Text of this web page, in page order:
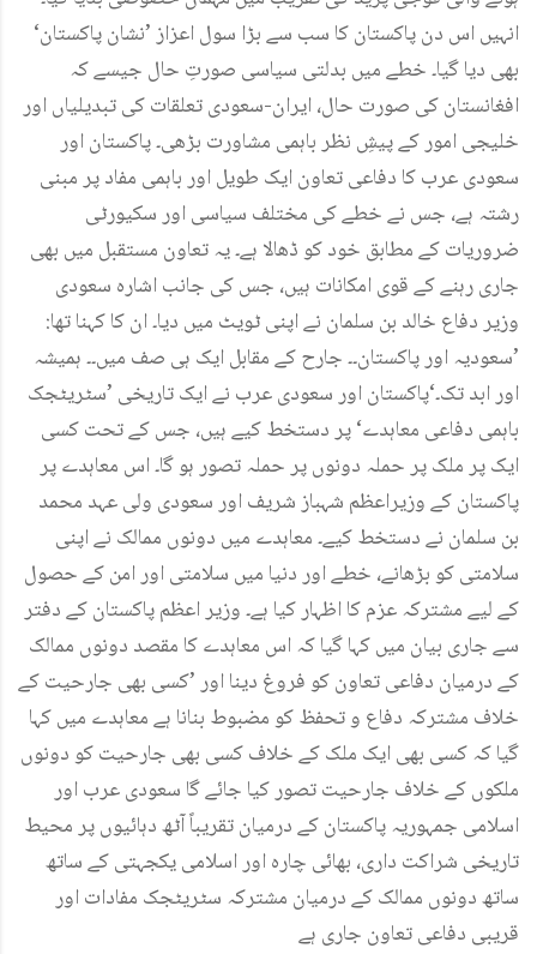
انہیں اس دن پاکستان کا سب سے بڑا سول اعزاز ’نشان پاکستان‘
بھی دیا گیا۔ خطے میں بدلتی سیاسی صورتِ حال جیسے کہ
افغانستان کی صورت حال، ایران-سعودی تعلقات کی تبدیلیاں اور
خلیجی امور کے پیشِ نظر باہمی مشاورت بڑھی۔ پاکستان اور
سعودی عرب کا دفاعی تعاون ایک طویل اور باہمی مفاد پر مبنی
رشتہ ہے، جس نے خطے کی مختلف سیاسی اور سکیورٹی
ضروریات کے مطابق خود کو ڈھالا ہے۔ یہ تعاون مستقبل میں بھی
جاری رہنے کے قوی امکانات ہیں، جس کی جانب اشارہ سعودی
وزیر دفاع خالد بن سلمان نے اپنی ٹویٹ میں دیا۔ ان کا کہنا تھا:
’سعودیہ اور پاکستان۔۔ جارح کے مقابل ایک ہی صف میں۔۔ ہمیشہ
اور ابد تک۔‘پاکستان اور سعودی عرب نے ایک تاریخی ’سٹریٹجک
باہمی دفاعی معاہدے‘ پر دستخط کیے ہیں، جس کے تحت کسی
ایک پر ملک پر حملہ دونوں پر حملہ تصور ہو گا۔ اس معاہدے پر
پاکستان کے وزیراعظم شہباز شریف اور سعودی ولی عہد محمد
بن سلمان نے دستخط کیے۔ معاہدے میں دونوں ممالک نے اپنی
سلامتی کو بڑھانے، خطے اور دنیا میں سلامتی اور امن کے حصول
کے لیے مشترکہ عزم کا اظہار کیا ہے۔ وزیر اعظم پاکستان کے دفتر
سے جاری بیان میں کہا گیا کہ اس معاہدے کا مقصد دونوں ممالک
کے درمیان دفاعی تعاون کو فروغ دینا اور ’کسی بھی جارحیت کے
خلاف مشترکہ دفاع و تحفظ کو مضبوط بنانا ہے معاہدے میں کہا
گیا کہ کسی بھی ایک ملک کے خلاف کسی بھی جارحیت کو دونوں
ملکوں کے خلاف جارحیت تصور کیا جائے گا سعودی عرب اور
اسلامی جمہوریہ پاکستان کے درمیان تقریباً آٹھ دہائیوں پر محیط
تاریخی شراکت داری، بھائی چارہ اور اسلامی یکجہتی کے ساتھ
ساتھ دونوں ممالک کے درمیان مشترکہ سٹریٹجک مفادات اور
قریبی دفاعی تعاون جاری ہے